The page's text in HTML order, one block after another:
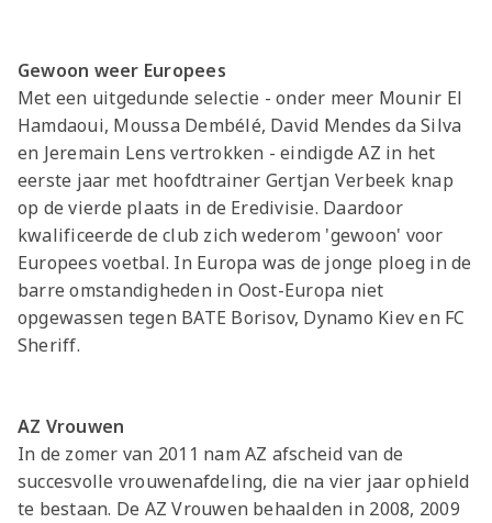
Gewoon weer Europees
Met een uitgedunde selectie - onder meer Mounir El
Hamdaoui, Moussa Dembélé, David Mendes da Silva
en Jeremain Lens vertrokken - eindigde AZ in het
eerste jaar met hoofdtrainer Gertjan Verbeek knap
op de vierde plaats in de Eredivisie. Daardoor
kwalificeerde de club zich wederom 'gewoon' voor
Europees voetbal. In Europa was de jonge ploeg in de
barre omstandigheden in Oost-Europa niet
opgewassen tegen BATE Borisov, Dynamo Kiev en FC
Sheriff.
AZ Vrouwen
In de zomer van 2011 nam AZ afscheid van de
succesvolle vrouwenafdeling, die na vier jaar ophield
te bestaan. De AZ Vrouwen behaalden in 2008, 2009